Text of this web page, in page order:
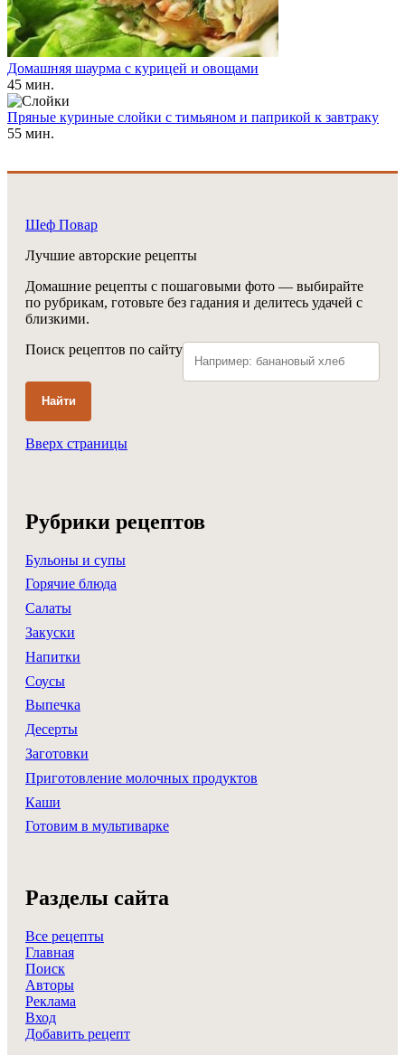
Домашняя шаурма с курицей и овощами
45 мин.
Пряные куриные слойки с тимьяном и паприкой к завтраку
55 мин.
Шеф Повар
Лучшие авторские рецепты
Домашние рецепты с пошаговыми фото — выбирайте
по рубрикам, готовьте без гадания и делитесь удачей с
близкими.
Поиск рецептов по сайту
Найти
Вверх страницы
Рубрики рецептов
Бульоны и супы
Горячие блюда
Салаты
Закуски
Напитки
Соусы
Выпечка
Десерты
Заготовки
Приготовление молочных продуктов
Каши
Готовим в мультиварке
Разделы сайта
Все рецепты
Главная
Поиск
Авторы
Реклама
Вход
Добавить рецепт